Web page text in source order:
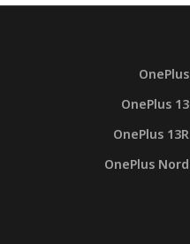
OnePlus
OnePlus 13
OnePlus 13R
OnePlus Nord